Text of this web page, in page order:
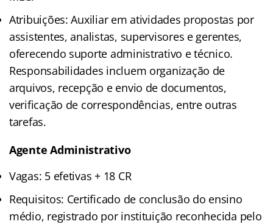
Atribuições: Auxiliar em atividades propostas por
assistentes, analistas, supervisores e gerentes,
oferecendo suporte administrativo e técnico.
Responsabilidades incluem organização de
arquivos, recepção e envio de documentos,
verificação de correspondências, entre outras
tarefas.
Agente Administrativo
Vagas: 5 efetivas + 18 CR
Requisitos: Certificado de conclusão do ensino
médio, registrado por instituição reconhecida pelo